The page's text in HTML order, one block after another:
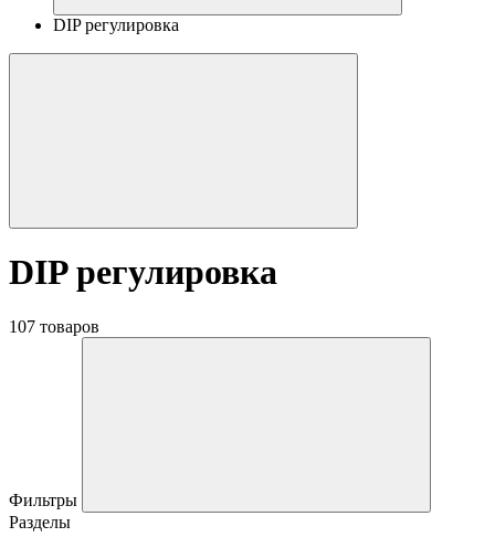
DIP регулировка
DIP регулировка
107 товаров
Фильтры
Разделы